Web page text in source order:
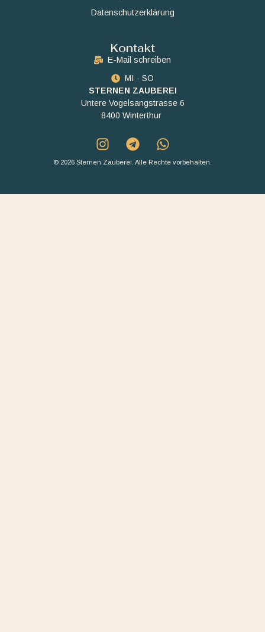
Datenschutzerklärung
Kontakt
E-Mail schreiben
MI - SO
STERNEN ZAUBEREI
Untere Vogelsangstrasse 6
8400 Winterthur
© 2026 Sternen Zauberei. Alle Rechte vorbehalten.